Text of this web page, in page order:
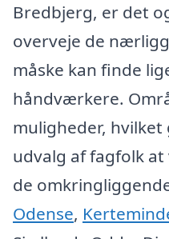
Bredbjerg, er det
overveje de
måske kan finde
håndværkere.
muligheder,
udvalg af fagfolk
de
Odense,